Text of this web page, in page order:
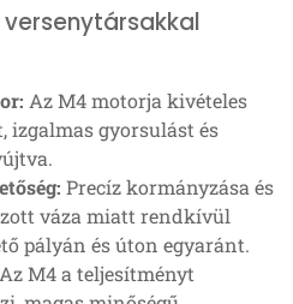
versenytársakkal
Az M4 motorja kivételes
izgalmas gyorsulást és
Precíz kormányzása és
váza miatt rendkívül
pályán és úton egyaránt.
Az M4 a teljesítményt